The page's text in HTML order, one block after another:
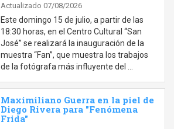
Actualizado 07/08/2026
Este domingo 15 de julio, a partir de las
18:30 horas, en el Centro Cultural “San
José” se realizará la inauguración de la
muestra “Fan”, que muestra los trabajos
de la fotógrafa más influyente del …
Maximiliano Guerra en la piel de
Diego Rivera para "Fenómena
Frida"